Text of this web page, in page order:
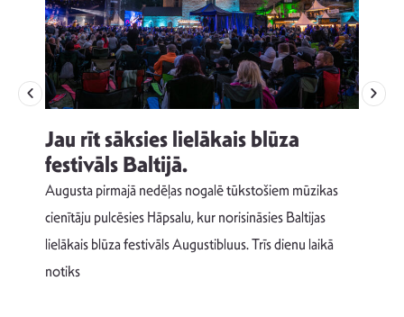
Jau rīt sāksies lielākais blūza
festivāls Baltijā.
Augusta pirmajā nedēļas nogalē tūkstošiem mūzikas
cienītāju pulcēsies Hāpsalu, kur norisināsies Baltijas
lielākais blūza festivāls Augustibluus. Trīs dienu laikā
notiks